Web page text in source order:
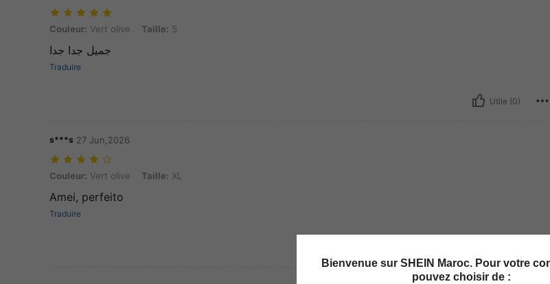
Couleur: Vert olive, Taille: S
Couleur: Vert olive Taille: S
جميل جدا جدا
Traduire
Utile (0)
s***s 27 Jun,2026
Couleur: Vert olive, Taille: XL
Couleur: Vert olive Taille: XL
Amei, perfeito
Traduire
Bienvenue sur SHEIN Maroc. Pour votre
pouvez choisir de :